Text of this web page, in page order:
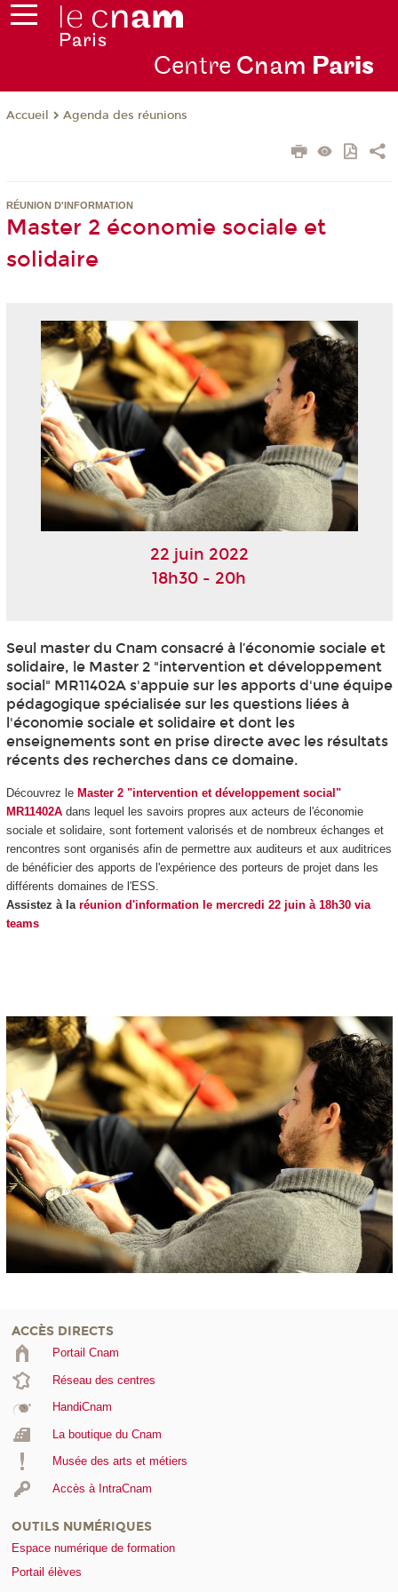
Centre Cnam Paris
Accueil Agenda des réunions
RÉUNION D'INFORMATION
Master 2 économie sociale et
solidaire
22 juin 2022
18h30 - 20h
Seul master du Cnam consacré à l’économie sociale et
solidaire, le Master 2 "intervention et développement
social" MR11402A s'appuie sur les apports d'une équipe
pédagogique spécialisée sur les questions liées à
l'économie sociale et solidaire et dont les
enseignements sont en prise directe avec les résultats
récents des recherches dans ce domaine.
Découvrez le Master 2 "intervention et développement social"
MR11402Adans lequel les savoirs propres aux acteurs de l'économie
sociale et solidaire, sont fortement valorisés et de nombreux échanges et
rencontres sont organisés afin de permettre aux auditeurs et aux auditrices
de bénéficier des apports de l'expérience des porteurs de projet dans les
différents domaines de l'ESS.
Assistez à la réunion d'information le mercredi 22 juin à 18h30 via
teams
ACCÈS DIRECTS
Portail Cnam
Réseau des centres
HandiCnam
La boutique du Cnam
Musée des arts et métiers
Accès à IntraCnam
OUTILS NUMÉRIQUES
Espace numérique de formation
Portail élèves